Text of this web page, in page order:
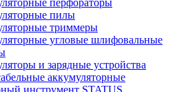
перфораторы
пилы
триммеры
угловые шлифовальные
и зарядные устройства
аккумуляторные
инструмент STATUS